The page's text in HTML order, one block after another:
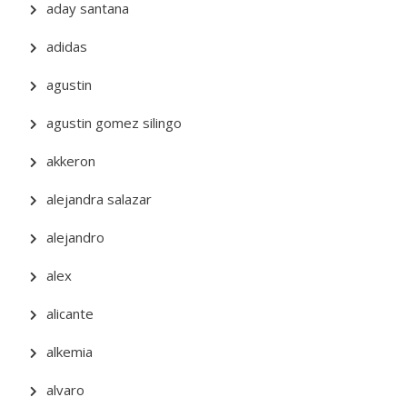
aday santana
adidas
agustin
agustin gomez silingo
akkeron
alejandra salazar
alejandro
alex
alicante
alkemia
alvaro